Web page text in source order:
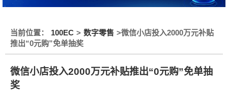
当前位置： 100EC > 数字零售 >微信小店投入2000万元补贴
推出“0元购”免单抽奖
微信小店投入2000万元补贴推出“0元购”免单抽
奖